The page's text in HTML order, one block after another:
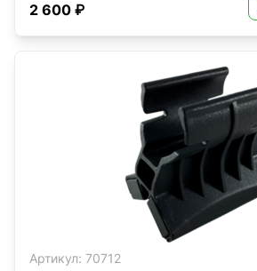
2 600 ₽
Артикул: 70712